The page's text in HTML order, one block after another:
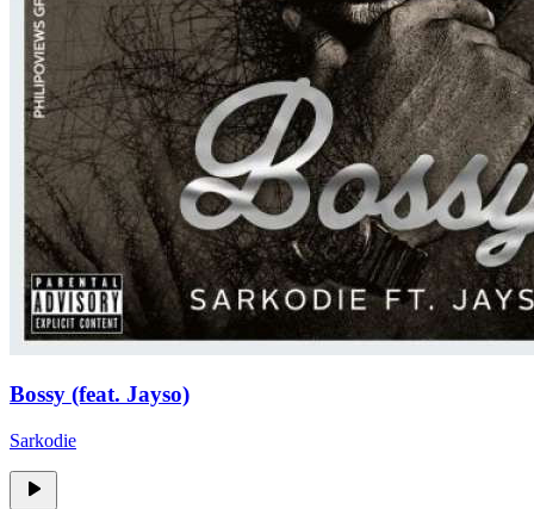
Bossy (feat. Jayso)
Sarkodie